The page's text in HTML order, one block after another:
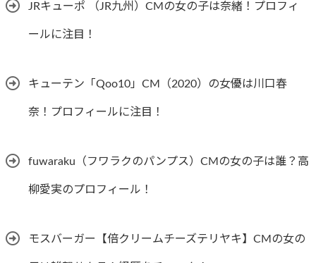
JRキューポ （JR九州）CMの女の子は奈緒！プロフィ
ールに注目！
キューテン「Qoo10」CM（2020）の女優は川口春
奈！プロフィールに注目！
fuwaraku（フワラクのパンプス）CMの女の子は誰？高
柳愛実のプロフィール！
モスバーガー【倍クリームチーズテリヤキ】CMの女の